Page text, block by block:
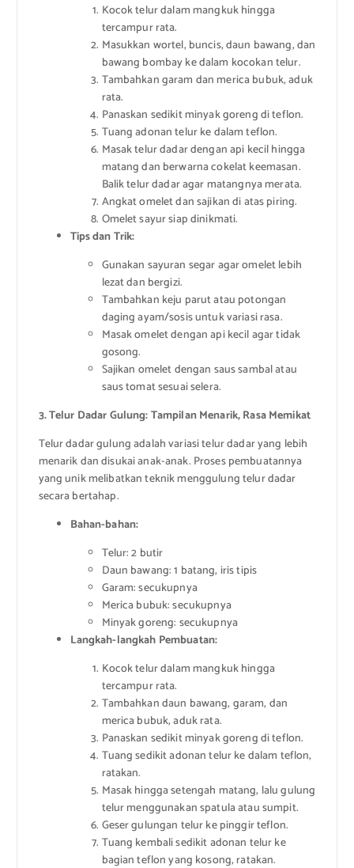
Kocok telur dalam mangkuk hingga
tercampur rata.
Masukkan wortel, buncis, daun bawang, dan
bawang bombay ke dalam kocokan telur.
Tambahkan garam dan merica bubuk, aduk
rata.
Panaskan sedikit minyak goreng di teflon.
Tuang adonan telur ke dalam teflon.
Masak telur dadar dengan api kecil hingga
matang dan berwarna cokelat keemasan.
Balik telur dadar agar matangnya merata.
Angkat omelet dan sajikan di atas piring.
Omelet sayur siap dinikmati.
Tips dan Trik:
Gunakan sayuran segar agar omelet lebih
lezat dan bergizi.
Tambahkan keju parut atau potongan
daging ayam/sosis untuk variasi rasa.
Masak omelet dengan api kecil agar tidak
gosong.
Sajikan omelet dengan saus sambal atau
saus tomat sesuai selera.
3. Telur Dadar Gulung: Tampilan Menarik, Rasa Memikat
Telur dadar gulung adalah variasi telur dadar yang lebih
menarik dan disukai anak-anak. Proses pembuatannya
yang unik melibatkan teknik menggulung telur dadar
secara bertahap.
Bahan-bahan:
Telur: 2 butir
Daun bawang: 1 batang, iris tipis
Garam: secukupnya
Merica bubuk: secukupnya
Minyak goreng: secukupnya
Langkah-langkah Pembuatan:
Kocok telur dalam mangkuk hingga
tercampur rata.
Tambahkan daun bawang, garam, dan
merica bubuk, aduk rata.
Panaskan sedikit minyak goreng di teflon.
Tuang sedikit adonan telur ke dalam teflon,
ratakan.
Masak hingga setengah matang, lalu gulung
telur menggunakan spatula atau sumpit.
Geser gulungan telur ke pinggir teflon.
Tuang kembali sedikit adonan telur ke
bagian teflon yang kosong, ratakan.